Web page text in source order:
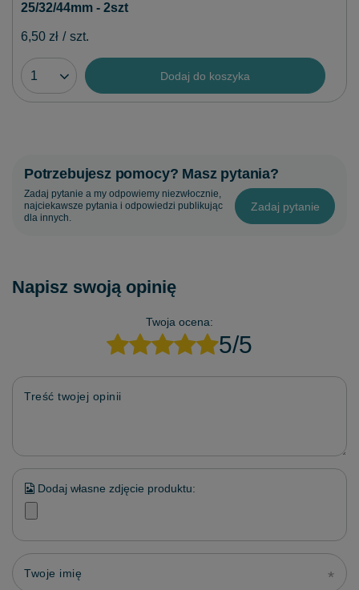
25/32/44mm - 2szt
6,50 zł / szt.
Dodaj do koszyka
Potrzebujesz pomocy? Masz pytania?
Zadaj pytanie a my odpowiemy niezwłocznie,
najciekawsze pytania i odpowiedzi publikując
dla innych.
Zadaj pytanie
Napisz swoją opinię
Twoja ocena:
5/5
Treść twojej opinii
Dodaj własne zdjęcie produktu:
Twoje imię